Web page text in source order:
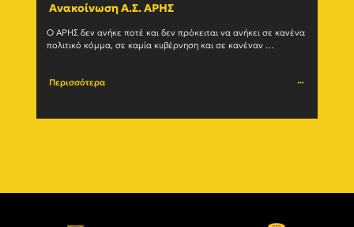
Ανακοίνωση Α.Σ. ΑΡΗΣ
Ο ΑΡΗΣ δεν ανήκε ποτέ και δεν πρόκειται να ανήκει σε κανένα
πολιτικό κόμμα, σε καμία κυβέρνηση και σε κανέναν
Περισσότερα